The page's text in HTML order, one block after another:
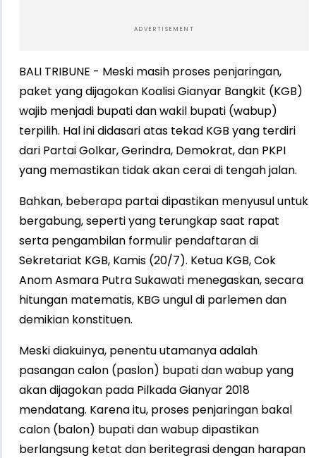
ADVERTISEMENT
BALI TRIBUNE - Meski masih proses penjaringan,
paket yang dijagokan Koalisi Gianyar Bangkit (KGB)
wajib menjadi bupati dan wakil bupati (wabup)
terpilih. Hal ini didasari atas tekad KGB yang terdiri
dari Partai Golkar, Gerindra, Demokrat, dan PKPI
yang memastikan tidak akan cerai di tengah jalan.
Bahkan, beberapa partai dipastikan menyusul untuk
bergabung, seperti yang terungkap saat rapat
serta pengambilan formulir pendaftaran di
Sekretariat KGB, Kamis (20/7). Ketua KGB, Cok
Anom Asmara Putra Sukawati menegaskan, secara
hitungan matematis, KBG ungul di parlemen dan
demikian konstituen.
Meski diakuinya, penentu utamanya adalah
pasangan calon (paslon) bupati dan wabup yang
akan dijagokan pada Pilkada Gianyar 2018
mendatang. Karena itu, proses penjaringan bakal
calon (balon) bupati dan wabup dipastikan
berlangsung ketat dan beritegrasi dengan harapan